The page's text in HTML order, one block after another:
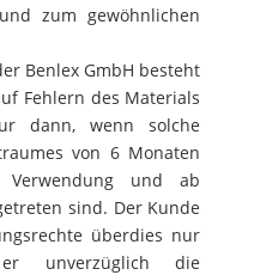
zum gewöhnlichen
Benlex GmbH besteht
Fehlern des Materials
dann, wenn solche
von 6 Monaten
Verwendung und ab
sind. Der Kunde
überdies nur
unverzüglich die